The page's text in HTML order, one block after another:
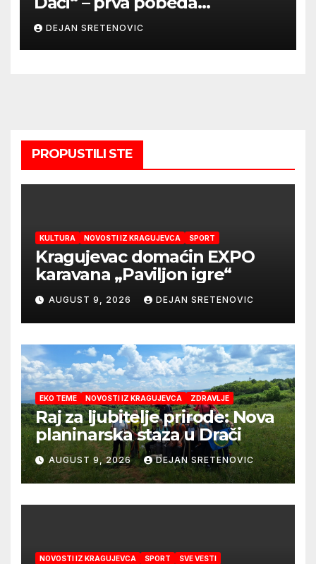
Radničkog u drugom
mandatu Feđe Dudića
DEJAN SRETENOVIC
PROPUSTILI STE
KULTURA NOVOSTI IZ KRAGUJEVCA SPORT
Kragujevac domaćin EXPO
karavana „Paviljon igre“
AUGUST 9, 2026 DEJAN SRETENOVIC
EKO TEME NOVOSTI IZ KRAGUJEVCA ZDRAVLJE
Raj za ljubitelje prirode: Nova
planinarska staza u Drači
AUGUST 9, 2026 DEJAN SRETENOVIC
NOVOSTI IZ KRAGUJEVCA SPORT SVE VESTI